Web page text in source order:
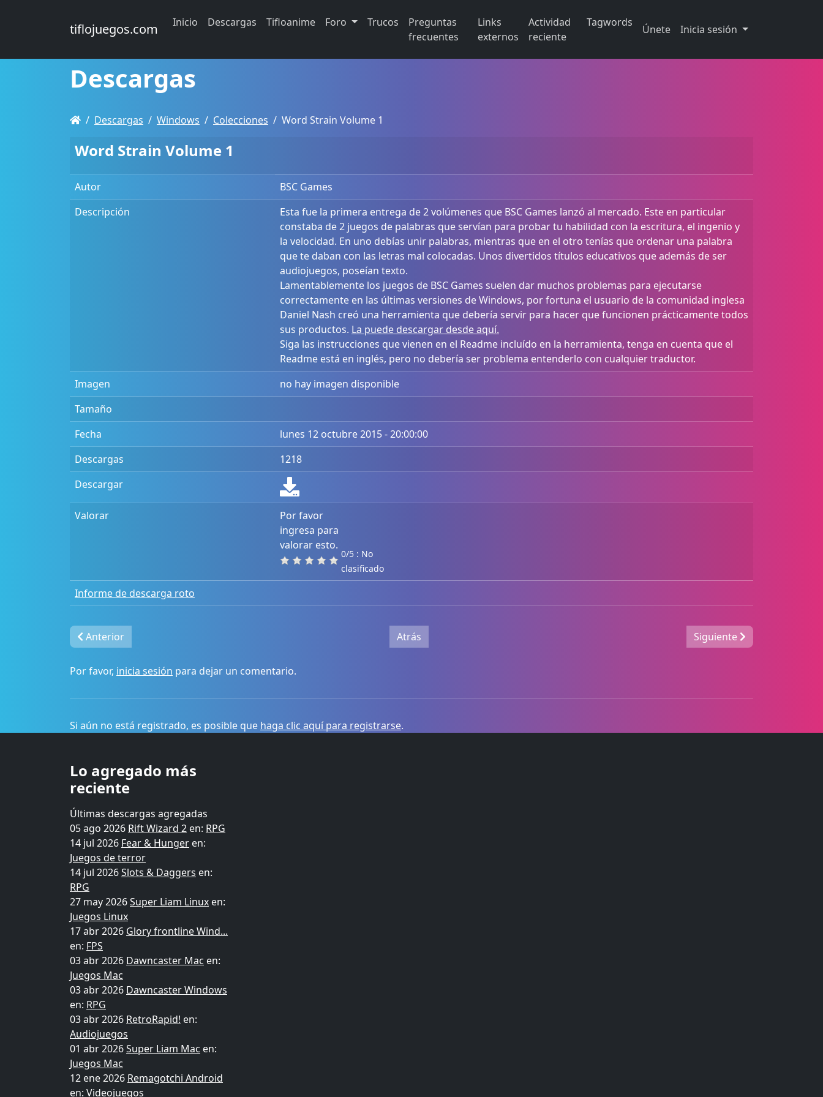
tiflojuegos.com Inicio Descargas Tifloanime Foro Trucos
Preguntas
frecuentes
Links
externos
Actividad
reciente
Tagwords
Únete Inicia sesión
Descargas
Descargas Windows Colecciones Word Strain Volume 1
Word Strain Volume 1
Autor
BSC Games
Descripción
Esta fue la primera entrega de 2 volúmenes que BSC Games lanzó al mercado. Este en particular
constaba de 2 juegos de palabras que servían para probar tu habilidad con la escritura, el ingenio y
la velocidad. En uno debías unir palabras, mientras que en el otro tenías que ordenar una palabra
que te daban con las letras mal colocadas. Unos divertidos títulos educativos que además de ser
audiojuegos, poseían texto.
Lamentablemente los juegos de BSC Games suelen dar muchos problemas para ejecutarse
correctamente en las últimas versiones de Windows, por fortuna el usuario de la comunidad inglesa
Daniel Nash creó una herramienta que debería servir para hacer que funcionen prácticamente todos
sus productos. La puede descargar desde aquí.
Siga las instrucciones que vienen en el Readme incluído en la herramienta, tenga en cuenta que el
Readme está en inglés, pero no debería ser problema entenderlo con cualquier traductor.
Imagen
no hay imagen disponible
Tamaño
Fecha
lunes 12 octubre 2015 - 20:00:00
Descargas
1218
Descargar
Valorar
Por favor
ingresa para
valorar esto.
0/5 : No
clasificado
Informe de descarga roto
Anterior Atrás Siguiente
Por favor, inicia sesión para dejar un comentario.
Si aún no está registrado, es posible que haga clic aquí para registrarse.
Lo agregado más
reciente
Últimas descargas agregadas
05 ago 2026 Rift Wizard 2 en: RPG
14 jul 2026 Fear & Hunger en:
Juegos de terror
14 jul 2026Slots & Daggers en:
RPG
27 may 2026Super Liam Linux en:
Juegos Linux
17 abr 2026 Glory frontline Wind...
en: FPS
03 abr 2026 Dawncaster Mac en:
Juegos Mac
03 abr 2026 Dawncaster Windows
en: RPG
03 abr 2026 RetroRapid! en:
Audiojuegos
01 abr 2026Super Liam Mac en:
Juegos Mac
12 ene 2026 Remagotchi Android
en: Videojuegos